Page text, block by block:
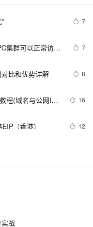
7
集群可以正常访问
7
比和优势详解 8
程(域名与公网IP
16
（香港） 12
文件并实现外网
并实现无公网ip远
内网穿透
战